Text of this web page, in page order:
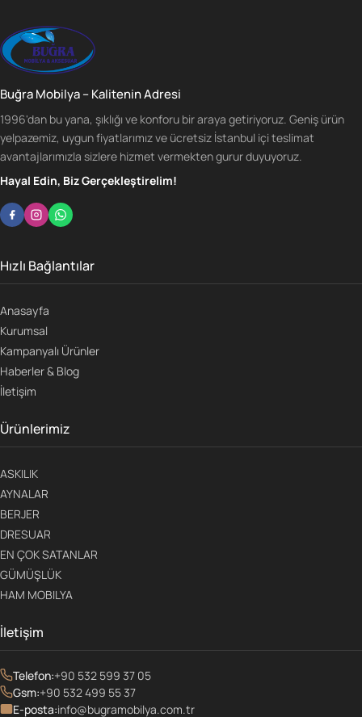
Buğra Mobilya – Kalitenin Adresi
1996'dan bu yana, şıklığı ve konforu bir araya getiriyoruz. Geniş ürün
yelpazemiz, uygun fiyatlarımız ve ücretsiz İstanbul içi teslimat
avantajlarımızla sizlere hizmet vermekten gurur duyuyoruz.
Hayal Edin, Biz Gerçekleştirelim!
Hızlı Bağlantılar
Anasayfa
Kurumsal
Kampanyalı Ürünler
Haberler & Blog
İletişim
Ürünlerimiz
ASKILIK
AYNALAR
BERJER
DRESUAR
EN ÇOK SATANLAR
GÜMÜŞLÜK
HAM MOBILYA
İletişim
Telefon:+90 532 599 37 05
Gsm:+90 532 499 55 37
E-posta:info@bugramobilya.com.tr